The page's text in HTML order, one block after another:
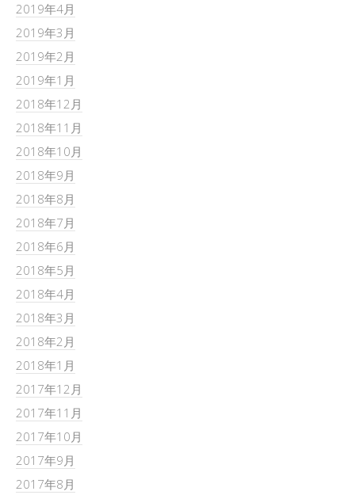
2019年4月
2019年3月
2019年2月
2019年1月
2018年12月
2018年11月
2018年10月
2018年9月
2018年8月
2018年7月
2018年6月
2018年5月
2018年4月
2018年3月
2018年2月
2018年1月
2017年12月
2017年11月
2017年10月
2017年9月
2017年8月